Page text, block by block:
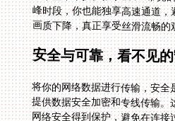
画质下降，真正享受丝滑流畅的
安全与可靠，看不见
将你的网络数据进行传输，安全
提供数据安全加密和专线传输。
网络安全得到保护，避免在连
险。此外，售后实时保障和专业
你深夜观赛遇到连接问题，能否